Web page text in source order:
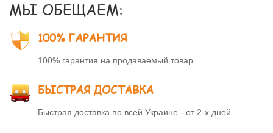
МЫ ОБЕЩАЕМ:
100% ГАРАНТИЯ
100% гарантия на продаваемый товар
БЫСТРАЯ ДОСТАВКА
Быстрая доставка по всей Украине - от 2-х дней